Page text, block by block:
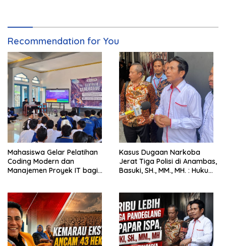
Recommendation for You
Mahasiswa Gelar Pelatihan
Coding Modern dan
Manajemen Proyek IT bagi
Kasus Dugaan Narkoba
Jerat Tiga Polisi di Anambas,
Basuki, SH., MM., MH. : Hukum